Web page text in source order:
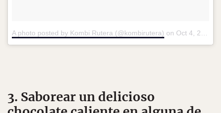
A photo posted by Kombi Rutera (@kombirutera) on Oct 4, 2015 at 9:48am PDT
3. Saborear un delicioso